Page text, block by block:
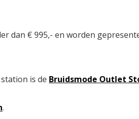
dan € 995,- en worden
is de Bruidsmode Outlet
.